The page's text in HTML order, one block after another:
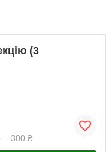
(3
— 300 ₴